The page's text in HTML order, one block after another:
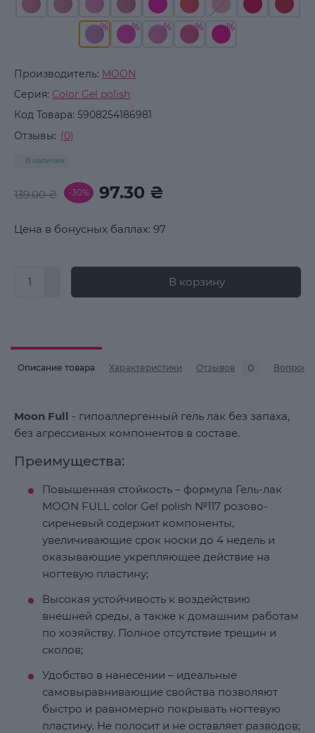
Производитель: MOON
Серия: Color Gel polish
Код Товара: 5908254186981
Отзывы: (0)
В наличии
139.00 ₴ -30% 97.30 ₴
Цена в бонусных баллах: 97
В корзину
Описание товара Характеристики Отзывов 0 Вопросы
Moon Full - гипоаллергенный гель лак без запаха,
без агрессивных компонентов в составе.
Преимущества:
Повышенная стойкость – формула Гель-лак
MOON FULL color Gel polish №117 розово-
сиреневый содержит компоненты,
увеличивающие срок носки до 4 недель и
оказывающие укрепляющее действие на
ногтевую пластину;
Высокая устойчивость к воздействию
внешней среды, а также к домашним работам
по хозяйству. Полное отсутствие трещин и
сколов;
Удобство в нанесении – идеальные
самовыравнивающие свойства позволяют
быстро и равномерно покрывать ногтевую
пластину. Не полосит и не оставляет разводов;